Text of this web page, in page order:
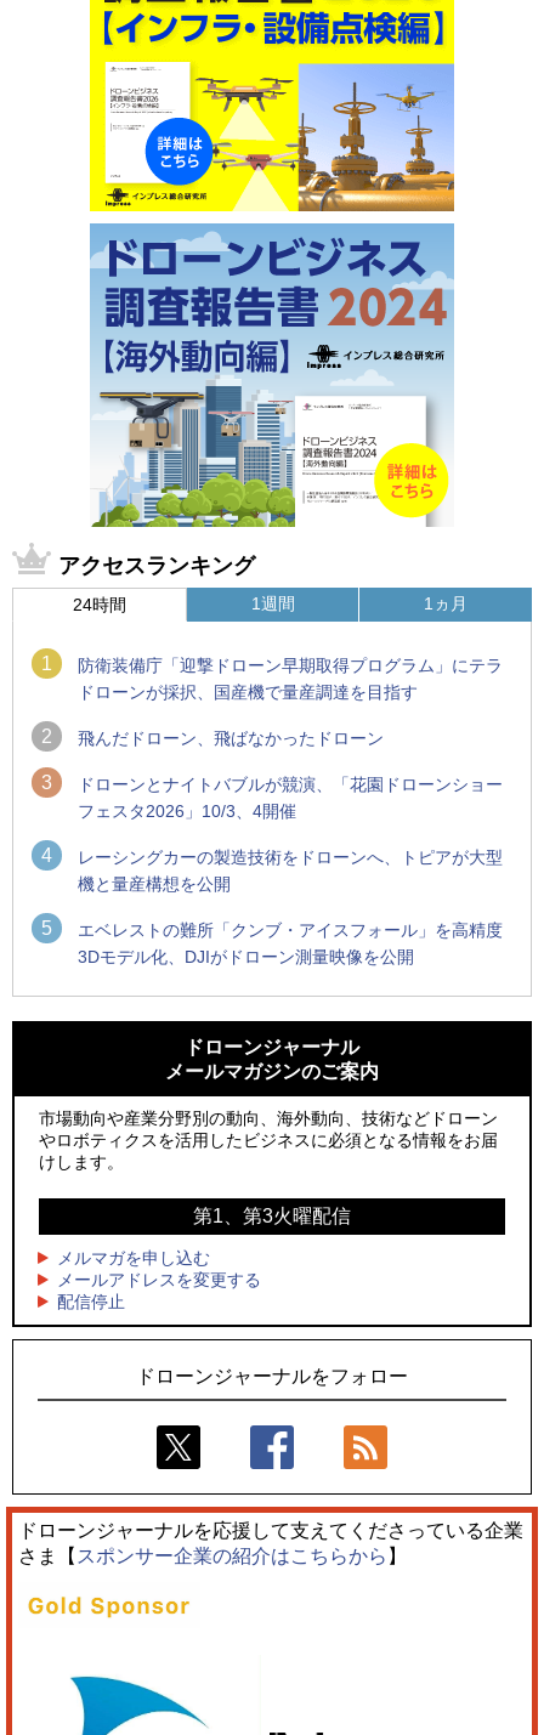
アクセスランキング
24時間
1
防衛装備庁「迎撃ドローン早期取得プログラム」にテラ
ドローンが採択、国産機で量産調達を目指す
2 飛んだドローン、飛ばなかったドローン
3
ドローンとナイトバブルが競演、「花園ドローンショー
フェスタ2026」10/3、4開催
4
レーシングカーの製造技術をドローンへ、トピアが大型
機と量産構想を公開
5
エベレストの難所「クンブ・アイスフォール」を高精度
3Dモデル化、DJIがドローン測量映像を公開
1週間
ン」とドローンショーによる新演出を実施
防衛装備庁「迎撃ドローン早期取得プログラム」にテラドロ
ーンが採択、国産機で量産調達を目指す
レッドクリフ、足利花火大会で映画『スパイダーマン』や
ドローンとナイトバブルが競演、「花園ドローンショーフェ
スタ2026」10/3、4開催
飛んだドローン、飛ばなかったドローン
1ヵ月
ン」とドローンショーによる新演出を実施
国産AUVを社会実装へ、スタートアップ「BlueArch株式会
社」設立
防衛装備庁「迎撃ドローン早期取得プログラム」にテラドロ
サザンビーチちがさき花火大会で「復活の花火」打ち上げ、
キリンビールがライブ中継と連動した支援企画
ロボデックス、2時間超の飛行を目指す新型水素燃料電池ドロ
ーンを公開
ドローンジャーナル
メールマガジンのご案内
市場動向や産業分野別の動向、海外動向、技術などドローン
やロボティクスを活用したビジネスに必須となる情報をお届
けします。
第1、第3火曜配信
メルマガを申し込む
メールアドレスを変更する
配信停止
ドローンジャーナルをフォロー
ドローンジャーナルを応援して支えてくださっている企業
さま【 スポンサー企業の紹介はこちらから 】